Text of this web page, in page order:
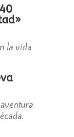
la vida